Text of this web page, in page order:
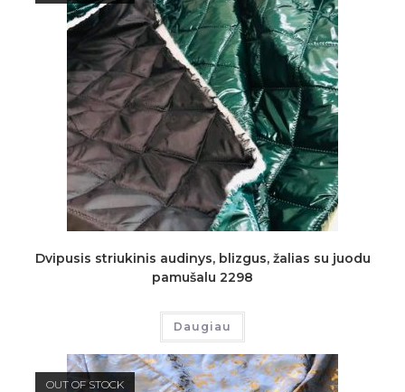
Dvipusis striukinis audinys, blizgus, žalias su juodu
pamušalu 2298
Daugiau
OUT OF STOCK